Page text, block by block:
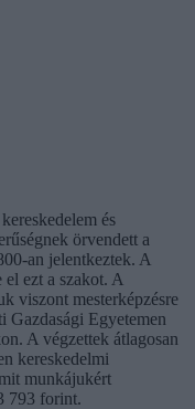
és
örvendett a
an jelentkeztek. A
ezt a szakot. A
viszont mesterképzésre
Gazdasági Egyetemen
A végzettek átlagosan
kereskedelmi
munkájukért
793 forint.